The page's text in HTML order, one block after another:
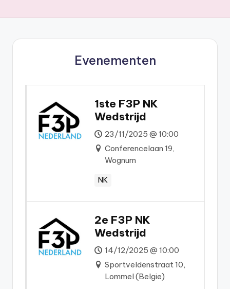
Evenementen
1ste F3P NK
Wedstrijd
23/11/2025 @ 10:00
Conferencelaan 19,
Wognum
NK
2e F3P NK
Wedstrijd
14/12/2025 @ 10:00
Sportveldenstraat 10,
Lommel (Belgie)